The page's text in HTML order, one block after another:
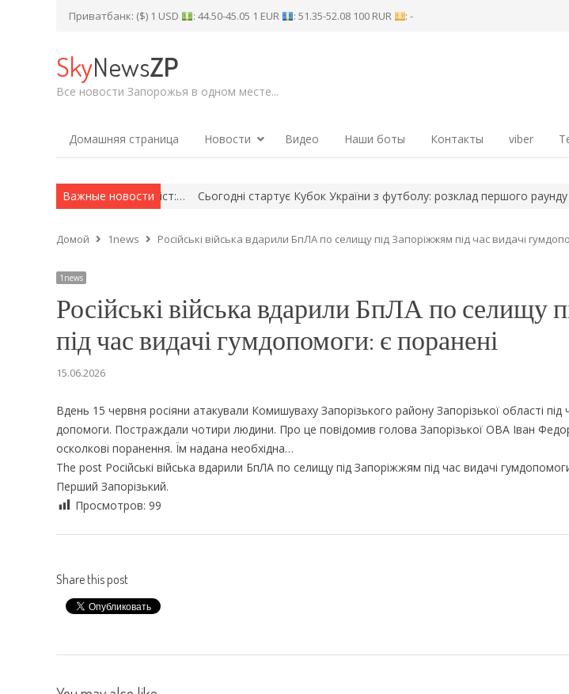
Приватбанк: ($) 1 USD : 44.50-45.05 1 EUR : 51.35-52.08 100 RUR : -
SkyNewsZP
Все новости Запорожья в одном месте...
Домашняя страница Новости Видео Наши боты Контакты viber
Важные новости
через Балковий міст:… Сьогодні стартує Кубок України з футболу: розклад першого раунду
Домой 1news Російські війська вдарили БпЛА по селищу під Запоріжжям під час видачі
1news
Російські війська вдарили БпЛА по селищу
під час видачі гумдопомоги: є поранені
15.06.2026
Вдень 15 червня росіяни атакували Комишуваху Запорізького району Запорізької області
допомоги. Постраждали чотири людини. Про це повідомив голова Запорізької ОВА Іван
осколкові поранення. Їм надана необхідна…
The post Російські війська вдарили БпЛА по селищу під Запоріжжям під час видачі
Перший Запорізький.
Просмотров: 99
Share this post